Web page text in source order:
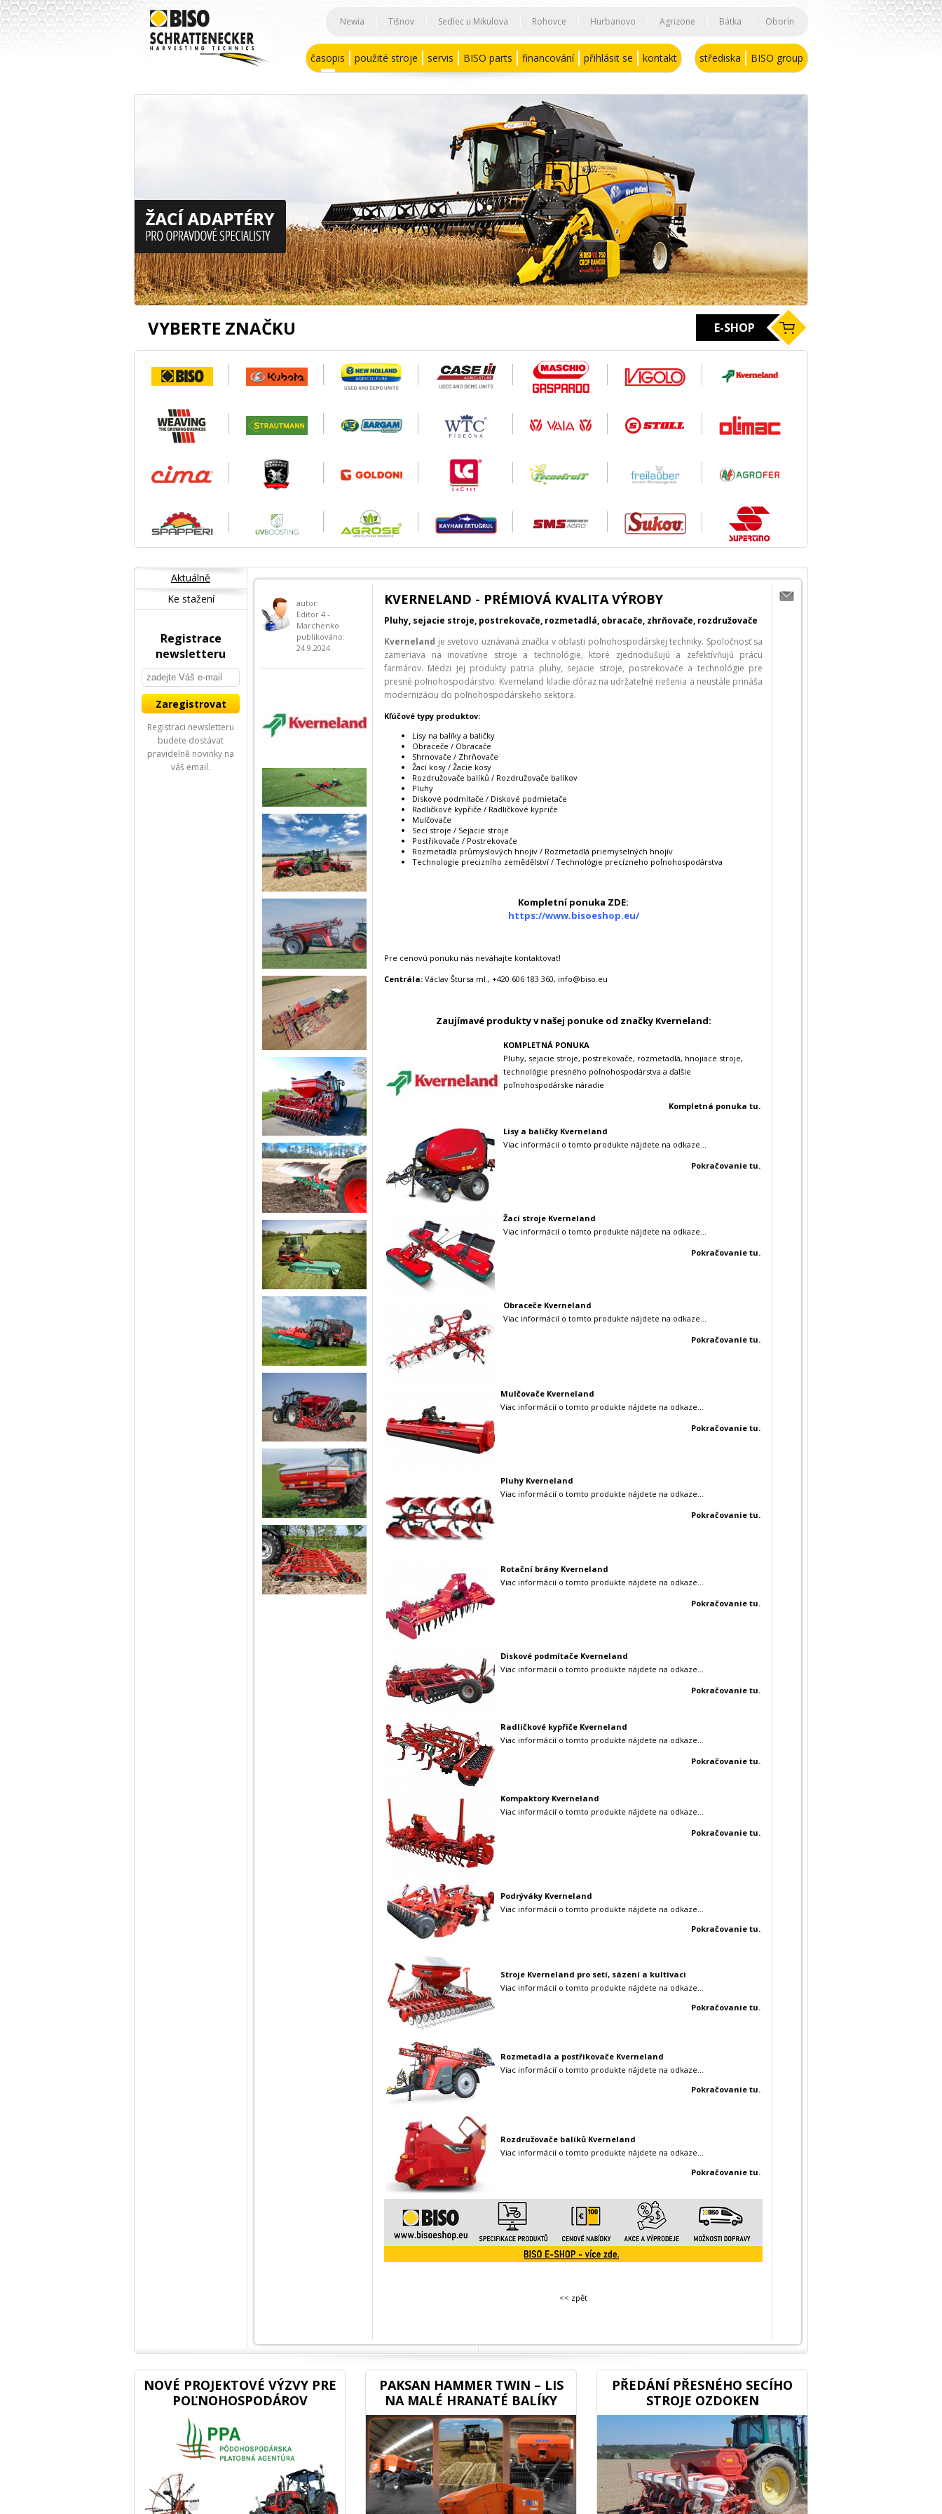
Newia Tišnov Sedlec u Mikulova Rohovce Hurbanovo Agrizone Bátka Oborín
střediska BISO group
časopis použité stroje servis BISO parts financování přihlásit se kontakt
VYBERTE ZNAČKU E-SHOP
autor:
Editor 4 -
Marchenko
publikováno:
24.9.2024
KVERNELAND - PRÉMIOVÁ KVALITA VÝROBY
Pluhy, sejacie stroje, postrekovače, rozmetadlá, obracače, zhrňovače, rozdružovače
Kverneland je svetovo uznávaná značka v oblasti poľnohospodárskej techniky. Spoločnosť sa
zameriava na inovatívne stroje a technológie, ktoré zjednodušujú a zefektívňujú prácu
farmárov. Medzi jej produkty patria pluhy, sejacie stroje, postrekovače a technológie pre
presné poľnohospodárstvo. Kverneland kladie dôraz na udržateľné riešenia a neustále prináša
modernizáciu do poľnohospodárskeho sektora.
Kľúčové typy produktov:
Lisy na balíky a baličky
Obraceče / Obracače
Shrnovače / Zhrňovače
Žací kosy / Žacie kosy
Rozdružovače balíků / Rozdružovače balíkov
Pluhy
Diskové podmítače / Diskové podmietače
Radličkové kypřiče / Radličkové kypriče
Mulčovače
Secí stroje / Sejacie stroje
Postřikovače / Postrekovače
Rozmetadla průmyslových hnojiv / Rozmetadlá priemyselných hnojív
Technologie precizního zemědělství / Technológie precízneho poľnohospodárstva
Kompletní ponuka ZDE:
https://www.bisoeshop.eu/
Pre cenovú ponuku nás neváhajte kontaktovať!
Centrála: Václav Štursa ml., +420 606 183 360, info@biso.eu
Zaujímavé produktyv našej ponuke od značky Kverneland:
KOMPLETNÁ PONUKA
Pluhy, sejacie stroje, postrekovače, rozmetadlá, hnojiace stroje,
technológie presného poľnohospodárstva a ďalšie
poľnohospodárske náradie
Kompletná ponuka tu.
Lisy a baličky Kverneland
Viac informácií o tomto produkte nájdete na odkaze...
Pokračovanie tu.
Žací stroje Kverneland
Viac informácií o tomto produkte nájdete na odkaze...
Pokračovanie tu.
Obraceče Kverneland
Viac informácií o tomto produkte nájdete na odkaze...
Pokračovanie tu.
Mulčovače Kverneland
Viac informácií o tomto produkte nájdete na odkaze...
Pokračovanie tu.
Pluhy Kverneland
Viac informácií o tomto produkte nájdete na odkaze...
Pokračovanie tu.
Rotační brány Kverneland
Viac informácií o tomto produkte nájdete na odkaze...
Pokračovanie tu.
Diskové podmítače Kverneland
Viac informácií o tomto produkte nájdete na odkaze...
Pokračovanie tu.
Radličkové kypřiče Kverneland
Viac informácií o tomto produkte nájdete na odkaze...
Pokračovanie tu.
Kompaktory Kverneland
Viac informácií o tomto produkte nájdete na odkaze...
Pokračovanie tu.
Podrýváky Kverneland
Viac informácií o tomto produkte nájdete na odkaze...
Pokračovanie tu.
Stroje Kverneland pro setí, sázení a kultivaci
Viac informácií o tomto produkte nájdete na odkaze...
Pokračovanie tu.
Rozmetadla a postřikovače Kverneland
Viac informácií o tomto produkte nájdete na odkaze...
Pokračovanie tu.
Rozdružovače balíků Kverneland
Viac informácií o tomto produkte nájdete na odkaze...
Pokračovanie tu.
<< zpět
Aktuálně
Ke stažení
Registrace
newsletteru
Registraci newsletteru
budete dostávat
pravidelně novinky na
váš email.
NOVÉ PROJEKTOVÉ VÝZVY PRE
POĽNOHOSPODÁROV
PAKSAN HAMMER TWIN – LIS
NA MALÉ HRANATÉ BALÍKY
PŘEDÁNÍ PŘESNÉHO SECÍHO
STROJE OZDOKEN